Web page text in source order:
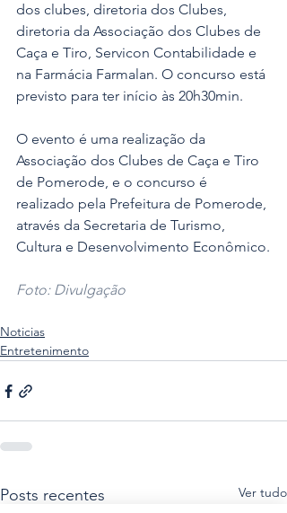
dos clubes, diretoria dos Clubes,
diretoria da Associação dos Clubes de
Caça e Tiro, Servicon Contabilidade e
na Farmácia Farmalan. O concurso está
previsto para ter início às 20h30min.
O evento é uma realização da
Associação dos Clubes de Caça e Tiro
de Pomerode, e o concurso é
realizado pela Prefeitura de Pomerode,
através da Secretaria de Turismo,
Cultura e Desenvolvimento Econômico.
Foto: Divulgação
Noticias
Entretenimento
Posts recentes Ver tudo